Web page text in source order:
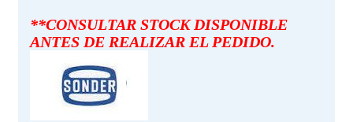
**CONSULTAR STOCK DISPONIBLE
ANTES DE REALIZAR EL PEDIDO.